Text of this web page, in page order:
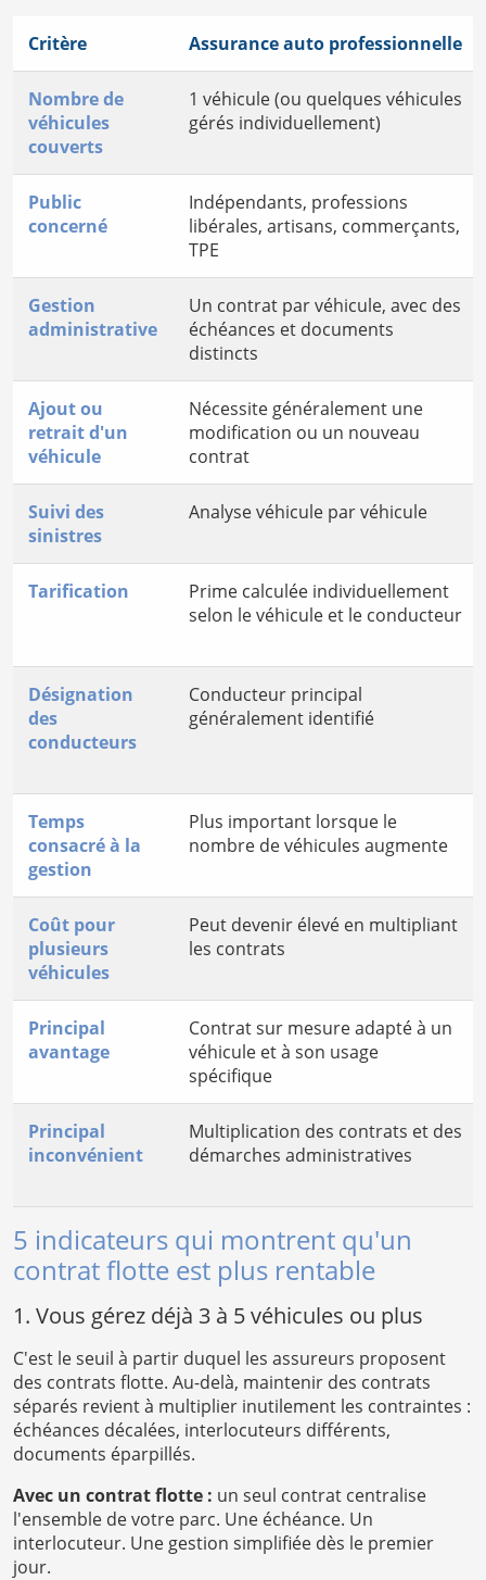
Critère Assurance auto professionnelle
Nombre de
véhicules
couverts
1 véhicule (ou quelques véhicules
gérés individuellement)
Public
concerné
Indépendants, professions
libérales, artisans, commerçants,
TPE
Gestion
administrative
Un contrat par véhicule, avec des
échéances et documents
distincts
Ajout ou
retrait d'un
véhicule
Nécessite généralement une
modification ou un nouveau
contrat
Suivi des
sinistres
Analyse véhicule par véhicule
Tarification
Prime calculée individuellement
selon le véhicule et le conducteur
Désignation
des
conducteurs
Conducteur principal
généralement identifié
Temps
consacré à la
gestion
Plus important lorsque le
nombre de véhicules augmente
Coût pour
plusieurs
véhicules
Peut devenir élevé en multipliant
les contrats
Principal
avantage
Contrat sur mesure adapté à un
véhicule et à son usage
spécifique
Principal
inconvénient
Multiplication des contrats et des
démarches administratives
5 indicateurs qui montrent qu'un
contrat flotte est plus rentable
1. Vous gérez déjà 3 à 5 véhicules ou plus
C'est le seuil à partir duquel les assureurs proposent
des contrats flotte. Au-delà, maintenir des contrats
séparés revient à multiplier inutilement les contraintes :
échéances décalées, interlocuteurs différents,
documents éparpillés.
Avec un contrat flotte : un seul contrat centralise
l'ensemble de votre parc. Une échéance. Un
interlocuteur. Une gestion simplifiée dès le premier
jour.